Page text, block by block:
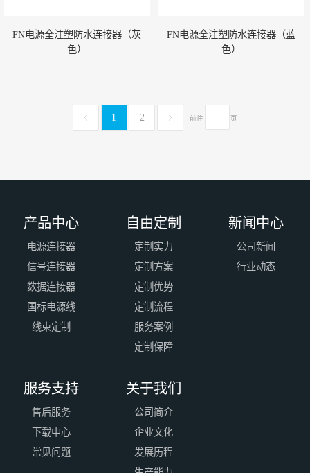
FN电源全注塑防水连接器（灰
色）
FN电源全注塑防水连接器（蓝
色）
1 2 前往 页
产品中心
电源连接器
信号连接器
数据连接器
国标电源线
线束定制
自由定制
定制实力
定制方案
定制优势
定制流程
服务案例
定制保障
新闻中心
公司新闻
行业动态
服务支持
售后服务
下载中心
常见问题
关于我们
公司简介
企业文化
发展历程